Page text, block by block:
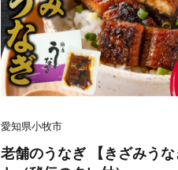
愛知県小牧市
老舗のうなぎ 【きざみう